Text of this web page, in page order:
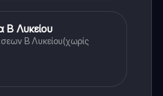
Β Λυκείου
Β Λυκείου(χωρίς